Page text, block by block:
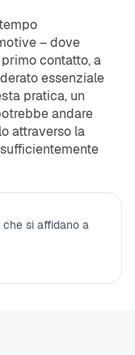
– dove
contatto, a
essenziale
pratica, un
andare
attraverso la
si affidano a